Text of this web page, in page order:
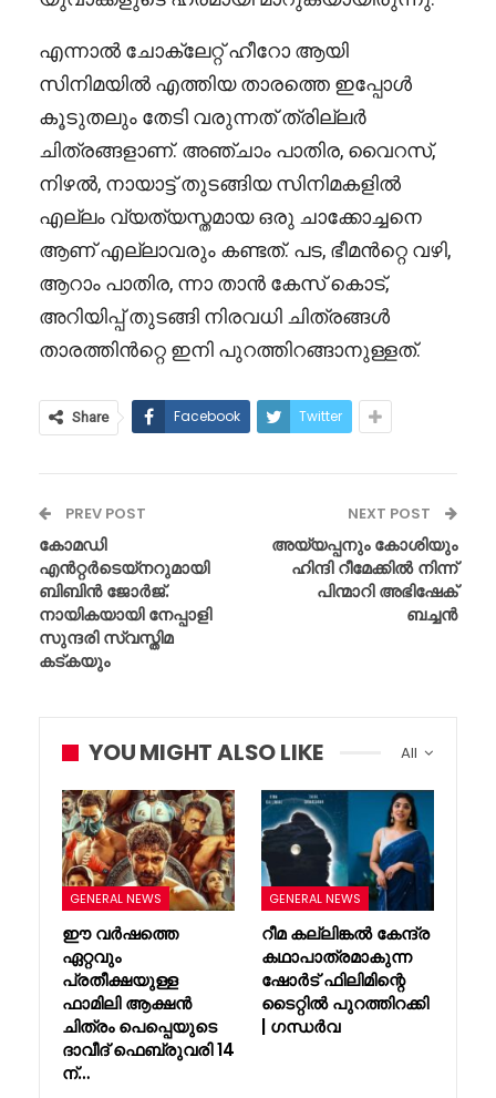
എന്നാൽ ചോക്ലേറ്റ് ഹീറോ ആയി
സിനിമയിൽ എത്തിയ താരത്തെ ഇപ്പോൾ
കൂടുതലും തേടി വരുന്നത് ത്രില്ലർ
ചിത്രങ്ങളാണ്. അഞ്ചാം പാതിര, വൈറസ്,
നിഴൽ, നായാട്ട് തുടങ്ങിയ സിനിമകളിൽ
എല്ലം വ്യത്യസ്തമായ ഒരു ചാക്കോച്ചനെ
ആണ് എല്ലാവരും കണ്ടത്. പട, ഭീമൻറ്റെ വഴി,
ആറാം പാതിര, ന്നാ താൻ കേസ് കൊട്,
അറിയിപ്പ് തുടങ്ങി നിരവധി ചിത്രങ്ങൾ
താരത്തിൻറ്റെ ഇനി പുറത്തിറങ്ങാനുള്ളത്.
Share Facebook Twitter
PREV POST
കോമഡി
എൻറ്റർടെയ്നറുമായി
ബിബിൻ ജോർജ്.
നായികയായി നേപ്പാളി
സുന്ദരി സ്വസ്തിമ
കട്കയും
NEXT POST
അയ്യപ്പനും കോശിയും
ഹിന്ദി റീമേക്കിൽ നിന്ന്
പിന്മാറി അഭിഷേക്
ബച്ചൻ
All
YOU MIGHT ALSO LIKE
GENERAL NEWS
ഈ വർഷത്തെ
ഏറ്റവും
പ്രതീക്ഷയുള്ള
ഫാമിലി ആക്ഷൻ
ചിത്രം പെപ്പെയുടെ
ദാവീദ് ഫെബ്രുവരി 14
ന്…
GENERAL NEWS
റീമ കല്ലിങ്കൽ കേന്ദ്ര
കഥാപാത്രമാകുന്ന
ഷോർട് ഫിലിമിന്റെ
ടൈറ്റിൽ പുറത്തിറക്കി
| ഗന്ധർവ